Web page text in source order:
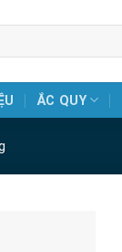
ẮC QUY